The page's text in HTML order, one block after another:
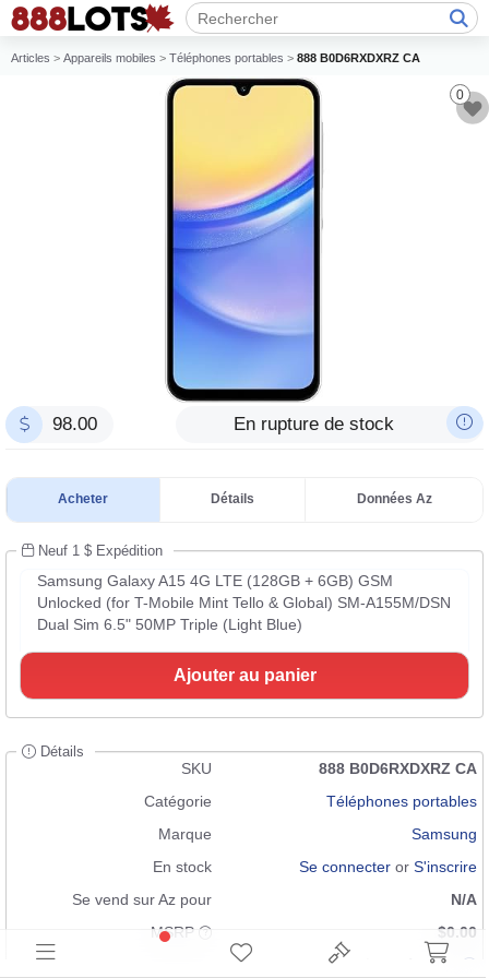
Articles > Appareils mobiles > Téléphones portables > 888 B0D6RXDXRZ CA
0
98.00 En rupture de stock
Acheter Détails Données Az
Neuf 1 $ Expédition
Samsung Galaxy A15 4G LTE (128GB + 6GB) GSM
Unlocked (for T-Mobile Mint Tello & Global) SM-A155M/DSN
Dual Sim 6.5" 50MP Triple (Light Blue)
Ajouter au panier
Détails
SKU
888 B0D6RXDXRZ CA
Catégorie
Téléphones portables
Marque
Samsung
En stock
Se connecter or S'inscrire
Se vend sur Az pour
N/A
MSRP
$0.00
Neuf 1 $ Expédition